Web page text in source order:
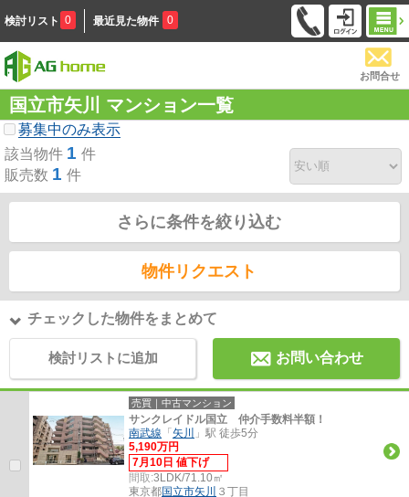
検討リスト 0 最近見た物件 0
お問合せ
国立市矢川 マンション一覧
募集中のみ表示
該当物件 1 件
販売数 1 件
さらに条件を絞り込む
物件リクエスト
チェックした物件をまとめて
検討リストに追加 お問い合わせ
売買｜中古マンション
サンクレイドル国立 仲介手数料半額！
南武線 「 矢川
」駅 徒歩5分
5,190万円
7月10日 値下げ
間取:3LDK/71.10㎡
東京都国立市矢川 ３丁目